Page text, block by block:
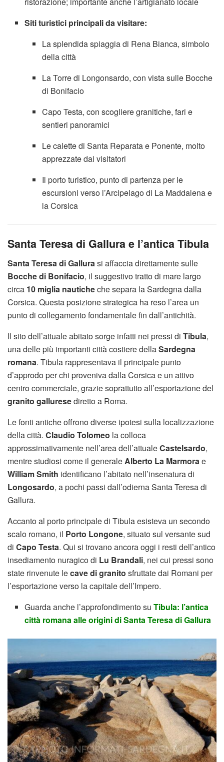
Siti turistici principali da visitare:
La splendida spiaggia di Rena Bianca, simbolo
della città
La Torre di Longonsardo, con vista sulle Bocche
di Bonifacio
Capo Testa, con scogliere granitiche, fari e
sentieri panoramici
Le calette di Santa Reparata e Ponente, molto
apprezzate dai visitatori
Il porto turistico, punto di partenza per le
escursioni verso l’Arcipelago di La Maddalena e
la Corsica
Santa Teresa di Gallura e l’antica Tibula
Santa Teresa di Gallura si affaccia direttamente sulle
Bocche di Bonifacio, il suggestivo tratto di mare largo
circa 10 miglia nauticheche separa la Sardegna dalla
Corsica. Questa posizione strategica ha reso l’area un
punto di collegamento fondamentale fin dall’antichità.
Il sito dell’attuale abitato sorge infatti nei pressi di Tibula,
una delle più importanti città costiere dellaSardegna
romana. Tibula rappresentava il principale punto
d’approdo per chi proveniva dalla Corsica e un attivo
centro commerciale, grazie soprattutto all’esportazione del
granito galluresediretto a Roma.
Le fonti antiche offrono diverse ipotesi sulla localizzazione
della città. Claudio Tolomeo la colloca
approssimativamente nell’area dell’attualeCastelsardo,
mentre studiosi come il generale Alberto La Marmora e
William Smith identificano l’abitato nell’insenatura di
Longosardo, a pochi passi dall’odierna Santa Teresa di
Gallura.
Accanto al porto principale di Tibula esisteva un secondo
scalo romano, il Porto Longone, situato sul versante sud
di Capo Testa. Qui si trovano ancora oggi i resti dell’antico
insediamento nuragico di Lu Brandali, nei cui pressi sono
state rinvenute lecave di granito sfruttate dai Romani per
l’esportazione verso la capitale dell’Impero.
Guarda anche l’approfondimento su Tibula: l’antica
città romana alle origini di Santa Teresa di Gallura